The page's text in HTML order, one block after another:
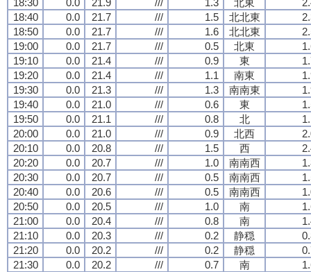
18:40
0.0 21.7 /// 1.5 北北東
18:50
0.0 21.7 /// 1.6 北北東
19:00
0.0 21.7 /// 0.5 北東
19:10
0.0 21.4 /// 0.9 東
19:20
0.0 21.4 /// 1.1 南東
19:30
0.0 21.3 /// 1.3 南南東
19:40
0.0 21.0 /// 0.6 東
19:50
0.0 21.1 /// 0.8 北
20:00
0.0 21.0 /// 0.9 北西
20:10
0.0 20.8 /// 1.5 西
20:20
0.0 20.7 /// 1.0 南南西
20:30
0.0 20.7 /// 0.5 南南西
20:40
0.0 20.6 /// 0.5 南南西
20:50
0.0 20.5 /// 1.0 南
21:00
0.0 20.4 /// 0.8 南
21:10
0.0 20.3 /// 0.2 静穏
21:20
0.0 20.2 /// 0.2 静穏
21:30
0.0 20.2 /// 0.7 南